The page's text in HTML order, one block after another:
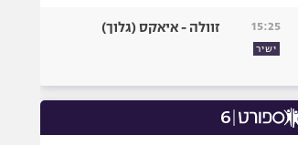
15:25
ישיר
זוולה - איאקס (גלוך)